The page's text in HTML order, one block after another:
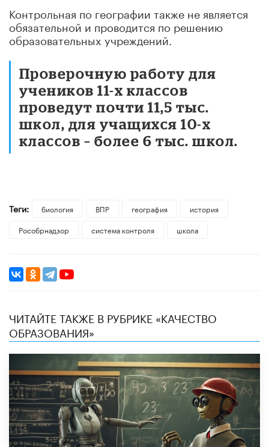
Контрольная по географии также не является
обязательной и проводится по решению
образовательных учреждений.
Проверочную работу для
учеников 11-х классов
проведут почти 11,5 тыс.
школ, для учащихся 10-х
классов – более 6 тыс. школ.
Теги: биология ВПР география
история
Рособрнадзор
система контроля школа
ЧИТАЙТЕ ТАКЖЕ В РУБРИКЕ «КАЧЕСТВО
ОБРАЗОВАНИЯ»